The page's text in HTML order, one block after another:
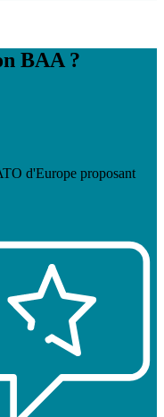
BAA ?
d'Europe proposant